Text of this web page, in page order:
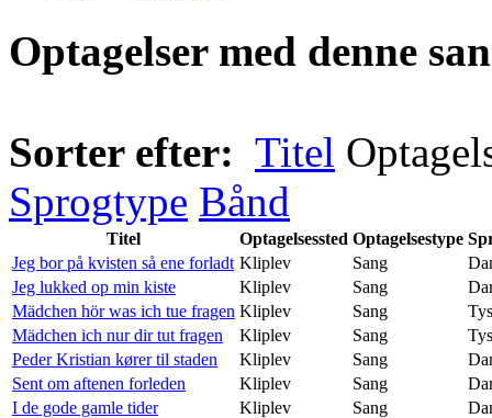
Optagelser med denne
Sorter efter: Titel
Sprogtype Bånd
Titel Optagelsessted Optagelsestype
Jeg bor på kvisten så ene forladt Kliplev Sang
Jeg lukked op min kiste
Kliplev Sang
Mädchen hör was ich tue fragen Kliplev Sang
Mädchen ich nur dir tut fragen
Kliplev Sang
Peder Kristian kører til staden
Kliplev Sang
Sent om aftenen forleden
Kliplev Sang
I de gode gamle tider
Kliplev Sang